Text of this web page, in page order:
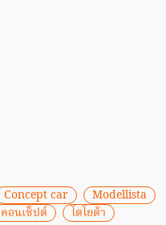
Concept car
Modellista
อนเซ็ปต์ โตโยต้า